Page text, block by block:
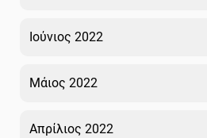
Ιούνιος 2022
Μάιος 2022
Απρίλιος 2022